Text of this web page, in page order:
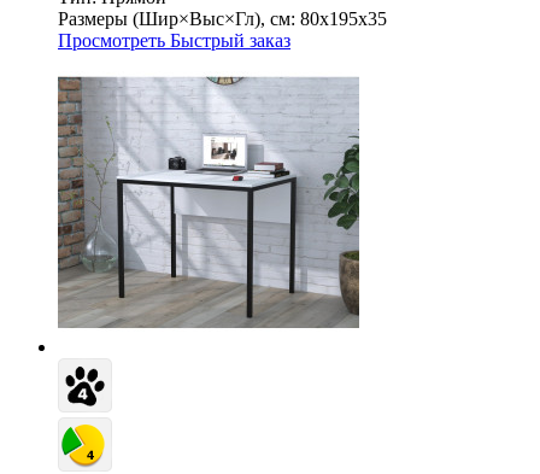
Размеры (Шир×Выс×Гл), см: 80х195х35
Просмотреть Быстрый заказ